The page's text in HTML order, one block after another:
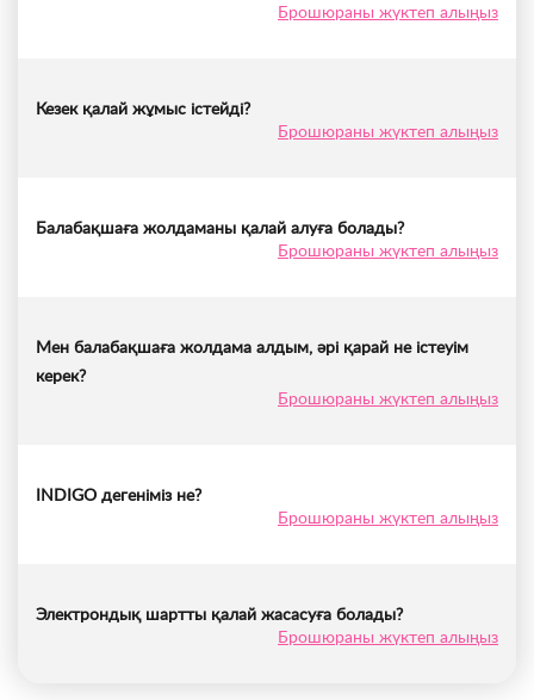
Брошюраны жүктеп алыңыз
Кезек қалай жұмыс істейді?
Брошюраны жүктеп алыңыз
Балабақшаға жолдаманы қалай алуға болады?
Брошюраны жүктеп алыңыз
Мен балабақшаға жолдама алдым, әрі қарай не істеуім
керек?
Брошюраны жүктеп алыңыз
INDIGO дегеніміз не?
Брошюраны жүктеп алыңыз
Электрондық шартты қалай жасасуға болады?
Брошюраны жүктеп алыңыз